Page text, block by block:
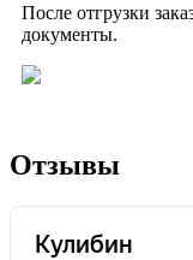
После отгрузки
документы.
Отзывы